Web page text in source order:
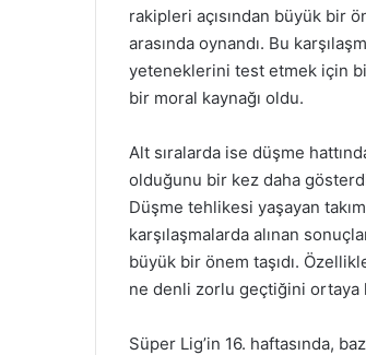
rakipleri açısından büyük bir
arasında oynandı. Bu
yeteneklerini test etmek için
bir moral kaynağı oldu.
Alt sıralarda ise düşme
olduğunu bir kez daha
Düşme tehlikesi yaşayan
karşılaşmalarda alınan
büyük bir önem taşıdı.
ne denli zorlu geçtiğini ortaya
Süper Lig’in 16. haftasında,